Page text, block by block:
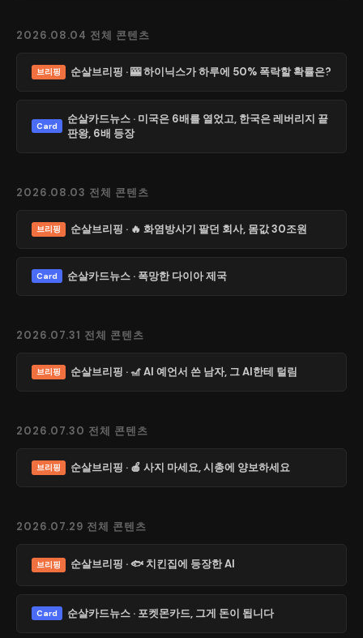
2026.08.04 전체 콘텐츠
브리핑 순살브리핑 · 🎰 하이닉스가 하루에 50% 폭락할 확률은?
Card
순살카드뉴스 · 미국은 6배를 열었고, 한국은 레버리지 끝
판왕, 6배 등장
2026.08.03 전체 콘텐츠
브리핑 순살브리핑 · 🔥 화염방사기 팔던 회사, 몸값 30조원
Card 순살카드뉴스 · 폭망한 다이아 제국
2026.07.31 전체 콘텐츠
브리핑 순살브리핑 · 🎢 AI 예언서 쓴 남자, 그 AI한테 털림
2026.07.30 전체 콘텐츠
브리핑 순살브리핑 · 🍎 사지 마세요, 시총에 양보하세요
2026.07.29 전체 콘텐츠
브리핑 순살브리핑 · 🐟 치킨집에 등장한 AI
Card 순살카드뉴스 · 포켓몬카드, 그게 돈이 됩니다